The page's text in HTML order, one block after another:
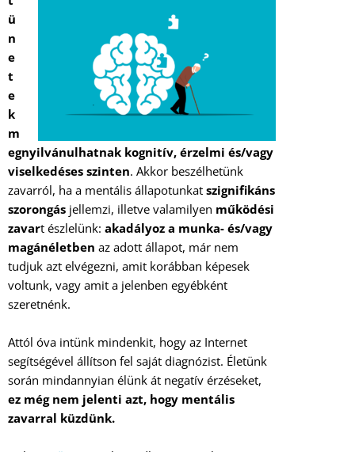
ü
n
e
t
e
k
m
egnyilvánulhatnak kognitív, érzelmi és/vagy
viselkedéses szinten. Akkor beszélhetünk
zavarról, ha a mentális állapotunkat szignifikáns
szorongás jellemzi, illetve valamilyen működési
zavart észlelünk: akadályoz a munka- és/vagy
magánéletben az adott állapot, már nem
tudjuk azt elvégezni, amit korábban képesek
voltunk, vagy amit a jelenben egyébként
szeretnénk.
Attól óva intünk mindenkit, hogy az Internet
segítségével állítson fel saját diagnózist. Életünk
során mindannyian élünk át negatív érzéseket,
ez még nem jelenti azt, hogy mentális
zavarral küzdünk.